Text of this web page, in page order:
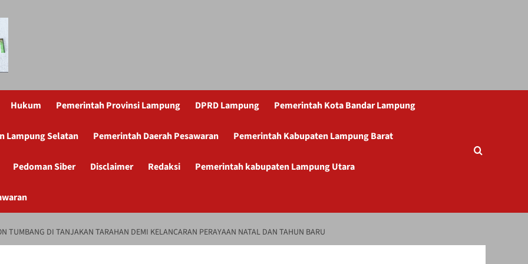
Hukum Pemerintah Provinsi Lampung DPRD Lampung Pemerintah Kota Bandar Lampung
Lampung Selatan Pemerintah Daerah Pesawaran Pemerintah Kabupaten Lampung Barat
Pedoman Siber Disclaimer Redaksi Pemerintah kabupaten Lampung Utara
TUMBANG DI TANJAKAN TARAHAN DEMI KELANCARAN PERAYAAN NATAL DAN TAHUN BARU